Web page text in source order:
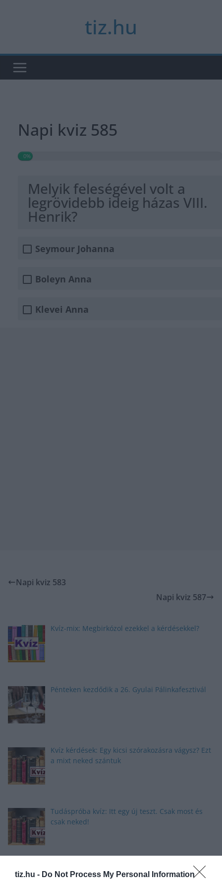
tiz.hu - Do Not Process My Personal Information
tiz.hu
Napi kviz 585
0%
Melyik feleségével volt a
legrövidebb ideig házas VIII.
Henrik?
Seymour Johanna
Boleyn Anna
Klevei Anna
Napi kviz 583
Napi kviz 587
Kvíz-mix: Megbirkózol ezekkel a kérdésekkel?
Pénteken kezdődik a 26. Gyulai Pálinkafesztivál
Kvíz kérdések: Egy kicsi szórakozásra vágysz? Ezt
a mixt neked szántuk
Tudáspróba kvíz: Itt egy új teszt. Csak most és
csak neked!
Nyolc gyors kvíz kérdés: Ma sem hagyunk újabb